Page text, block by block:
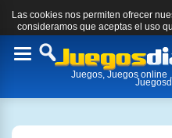
Las cookies nos permiten ofrecer
consideramos que aceptas el uso
Toggle
Juegos, Juegos online